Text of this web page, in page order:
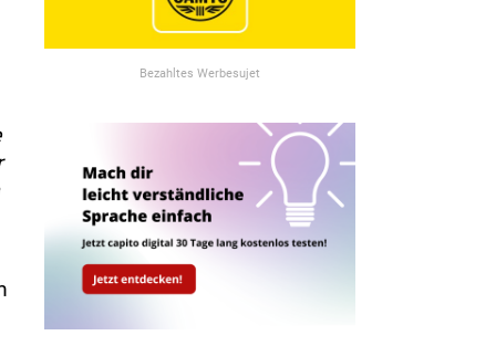
Bezahltes Werbesujet